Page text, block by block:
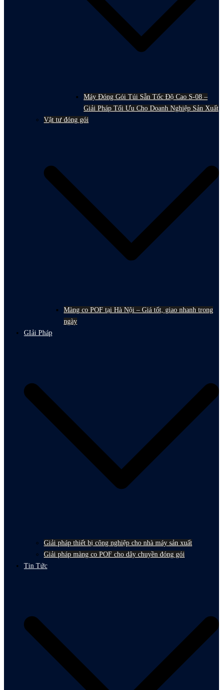
Máy Đóng Gói Túi Sẵn Tốc Độ Cao S-08 –
Giải Pháp Tối Ưu Cho Doanh Nghiệp Sản Xuất
Vật tư đóng gói
Màng co POF tại Hà Nội – Giá tốt, giao nhanh trong
ngày
GIải Pháp
Giải pháp thiết bị công nghiệp cho nhà máy sản xuất
Giải pháp màng co POF cho dây chuyền đóng gói
Tin Tức